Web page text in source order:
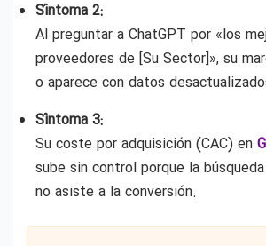
Síntoma 2:
Al preguntar a ChatGPT por «los
proveedores de [Su Sector]», su
o aparece con datos
Síntoma 3:
Su coste por adquisición (CAC) en
sube sin control porque la
no asiste a la conversión.